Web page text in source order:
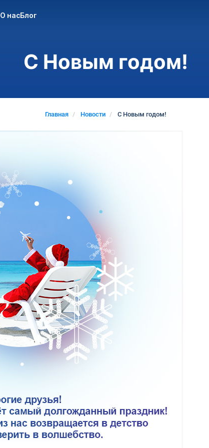
О насБлог
С Новым годом!
Главная Новости С Новым годом!